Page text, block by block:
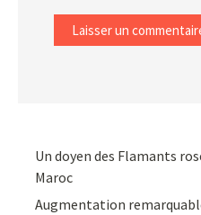
Un doyen des Flamants
Maroc
Augmentation